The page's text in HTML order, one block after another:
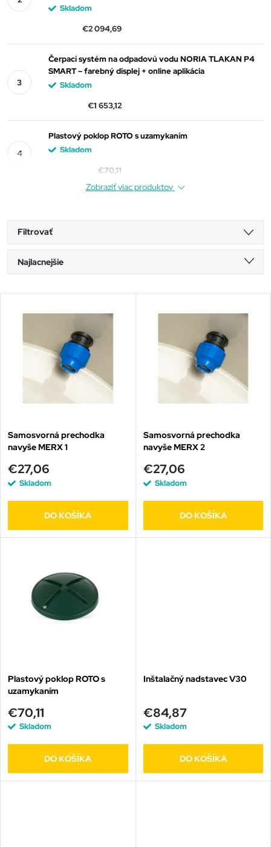
Skladom
€2 094,69
Čerpací systém na odpadovú vodu NORIA TLAKAN P4
SMART – farebný displej + online aplikácia
Skladom
€1 653,12
Plastový poklop ROTO s uzamykaním
Skladom
€70,11
Zobraziť viac produktov
Filtrovať
R
a
e
p
r
o
o
v
Najlacnejšie
V
s
p
r
o
v
Samosvorná prechodka
navyše MERX 1
€27,06
Skladom
DO KOŠÍKA
Samosvorná prechodka
navyše MERX 2
€27,06
Skladom
DO KOŠÍKA
Plastový poklop ROTO s
uzamykaním
€70,11
Skladom
DO KOŠÍKA
Inštalačný nadstavec V30
€84,87
Skladom
DO KOŠÍKA